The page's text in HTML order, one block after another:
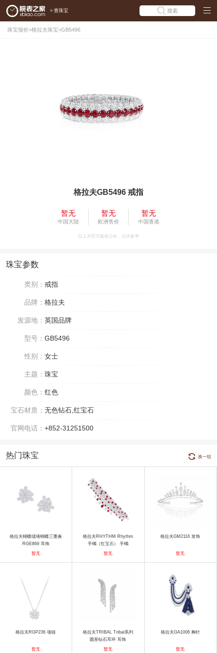
> 查珠宝 搜索
珠宝报价>格拉夫珠宝>GB5496
格拉夫GB5496 戒指
暂无
中国大陆
暂无
欧洲售价
暂无
中国香港
以上为官方媒体公价，仅供参考
珠宝参数
类别： 戒指
品牌： 格拉夫
发源地： 英国品牌
型号： GB5496
性别： 女士
主题： 珠宝
颜色： 红色
宝石材质： 无色钻石,红宝石
官网电话： +852-31251500
热门珠宝 换一组
格拉夫蝴蝶缱绻蝴蝶三重奏
RGE869 耳饰
暂无
格拉夫RHYTHM Rhythm
手镯（红宝石） 手镯
暂无
格拉夫GM2116 发饰
暂无
格拉夫RGP236 项链
暂无
格拉夫TRIBAL Tribal系列
圆形钻石耳环 耳饰
暂无
格拉夫GA1006 胸针
暂无